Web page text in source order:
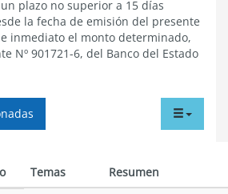
plazo no superior a 15 días
la fecha de emisión del presente
inmediato el monto determinado,
Nº 901721-6, del Banco del Estado
menu
Temas
Resumen